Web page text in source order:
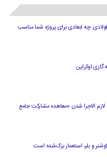
چه ابعادی برای پروژه شما مناسب
اوکراین
لازم‌ الاجرا شدن «معاهده مشارکت جامع
و بلر، استعمار بزک‌شده است